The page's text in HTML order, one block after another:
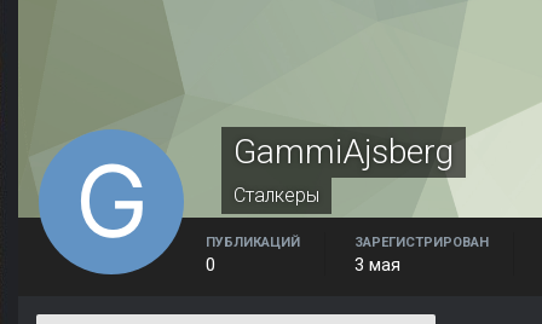
GammiAjsberg
Сталкеры
ПУБЛИКАЦИЙ
0
ЗАРЕГИСТРИРОВАН
3 мая